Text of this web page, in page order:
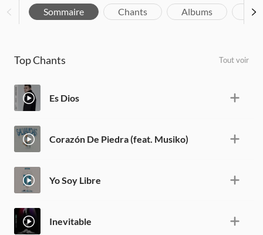
Sommaire Chants Albums
Top Chants Tout voir
Es Dios
Corazón De Piedra (feat. Musiko)
Yo Soy Libre
Inevitable